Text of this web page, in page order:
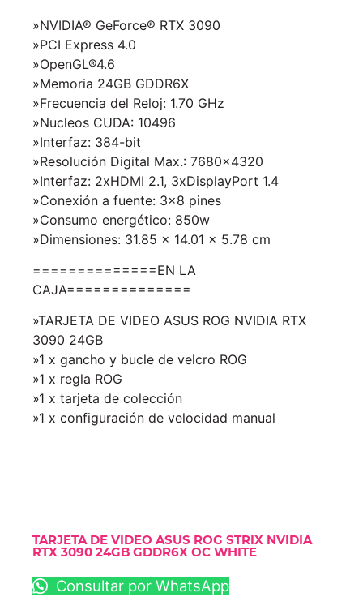
»NVIDIA® GeForce® RTX 3090
»PCI Express 4.0
»OpenGL®4.6
»Memoria 24GB GDDR6X
»Frecuencia del Reloj: 1.70 GHz
»Nucleos CUDA: 10496
»Interfaz: 384-bit
»Resolución Digital Max.: 7680×4320
»Interfaz: 2xHDMI 2.1, 3xDisplayPort 1.4
»Conexión a fuente: 3×8 pines
»Consumo energético: 850w
»Dimensiones: 31.85 x 14.01 x 5.78 cm
==============EN LA
CAJA==============
»TARJETA DE VIDEO ASUS ROG NVIDIA RTX
3090 24GB
»1 x gancho y bucle de velcro ROG
»1 x regla ROG
»1 x tarjeta de colección
»1 x configuración de velocidad manual
TARJETA DE VIDEO ASUS ROG STRIX NVIDIA
RTX 3090 24GB GDDR6X OC WHITE
Consultar por WhatsApp